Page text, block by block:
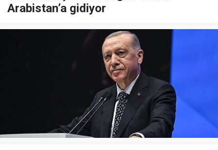
Arabistan’a gidiyor